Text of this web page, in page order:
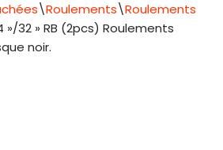
\Roulements\Roulements
»/32 » RB (2pcs) Roulements
noir.